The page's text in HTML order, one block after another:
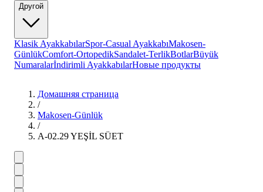
Другой
Klasik AyakkabılarSpor-Casual AyakkabıMakosen-
GünlükComfort-OrtopedikSandalet-TerlikBotlarBüyük
Numaralarİndirimli AyakkabılarНовые продукты
Домашняя страница
/
Makosen-Günlük
/
A-02.29 YEŞİL SÜET